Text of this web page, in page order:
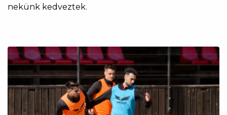
nekünk kedveztek.